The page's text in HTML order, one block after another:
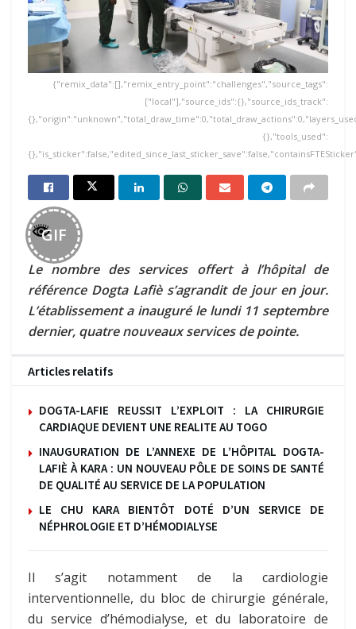
{"remix_data":[],"remix_entry_point":"challenges","source_tags":
["local"],"source_ids":{},"source_ids_track":
{},"tools_used":
GIF
Le nombre des services offert à l’hôpital de
référence Dogta Lafiè s’agrandit de jour en jour.
L’établissement a inauguré le lundi 11 septembre
dernier, quatre nouveaux services de pointe.
Articles relatifs
DOGTA-LAFIE REUSSIT L’EXPLOIT : LA CHIRURGIE
CARDIAQUE DEVIENT UNE REALITE AU TOGO
INAUGURATION DE L’ANNEXE DE L’HÔPITAL DOGTA-
LAFIÈ À KARA : UN NOUVEAU PÔLE DE SOINS DE SANTÉ
DE QUALITÉ AU SERVICE DE LA POPULATION
LE CHU KARA BIENTÔT DOTÉ D’UN SERVICE DE
NÉPHROLOGIE ET D’HÉMODIALYSE
Il s’agit notamment de la cardiologie
interventionnelle, du bloc de chirurgie générale,
du service d’hémodialyse, et du laboratoire de